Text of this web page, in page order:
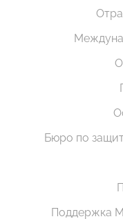
Бюро по
Поддержка